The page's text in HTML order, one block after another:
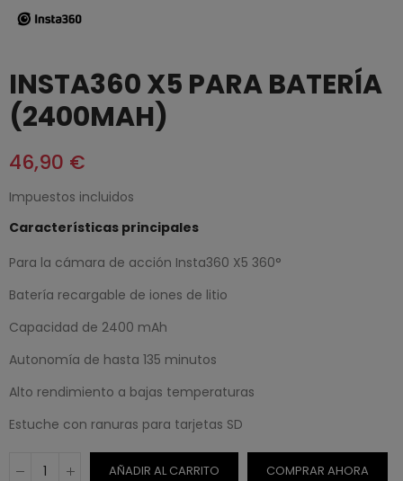
INSTA360 X5 PARA BATERÍA
(2400MAH)
46,90 €
Impuestos incluidos
Características principales
Para la cámara de acción Insta360 X5 360°
Batería recargable de iones de litio
Capacidad de 2400 mAh
Autonomía de hasta 135 minutos
Alto rendimiento a bajas temperaturas
Estuche con ranuras para tarjetas SD
AÑADIR AL CARRITO COMPRAR AHORA